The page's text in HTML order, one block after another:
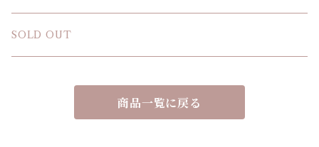
SOLD OUT
商品一覧に戻る